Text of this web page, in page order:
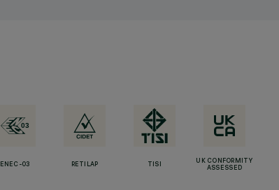
ENEC-03 RETILAP TISI
UK CONFORMITY
ASSESSED